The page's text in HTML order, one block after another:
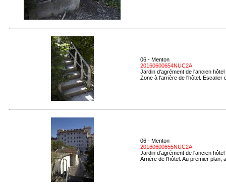
06 - Menton
20160600654NUC2A
Jardin d'agrément de l'ancien
Zone à l'arrière de l'hôtel. Escalier
06 - Menton
20160600655NUC2A
Jardin d'agrément de l'ancien
Arrière de l'hôtel. Au premier plan,